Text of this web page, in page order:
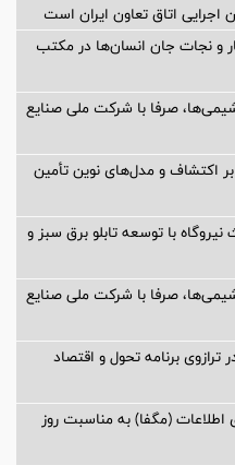
اجرایی اتاق تعاون ایران است
و نجات جان انسان‌ها در مکتب
صرفا با شرکت ملی صنایع
اکتشاف و مدل‌های نوین تأمین
با توسعه تابلو برق سبز و
صرفا با شرکت ملی صنایع
برنامه تحول و اقتصاد
(مگفا) به مناسبت روز